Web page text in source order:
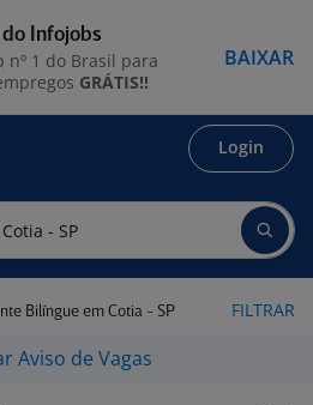
Login
Bilíngue em Cotia - SP FILTRAR
Aviso de Vagas
Infojobs
nº 1 do Brasil para
GRÁTIS!!
BAIXAR